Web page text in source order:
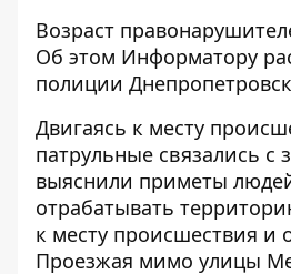
Возраст
Об этом Информатору
полиции
Двигаясь к месту
патрульные связались с
выяснили приметы
отрабатывать
к месту происшествия и
Проезжая мимо улицы